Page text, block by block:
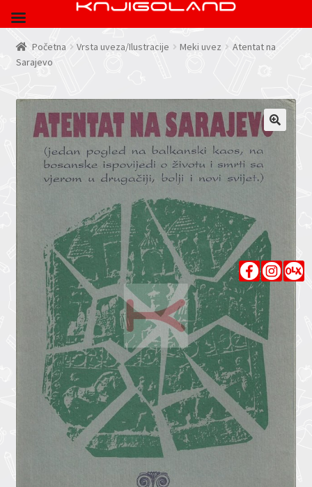
Početna Vrsta uveza/Ilustracije Meki uvez
Atentat na
Sarajevo